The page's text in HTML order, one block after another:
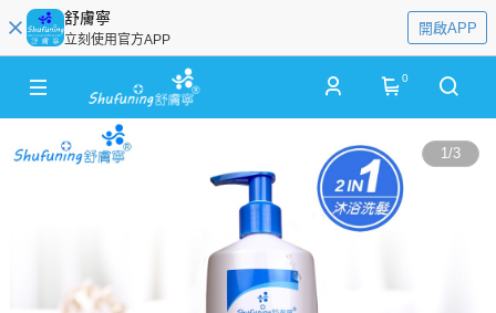
舒膚寧
立刻使用官方APP
開啟APP
0
1/3